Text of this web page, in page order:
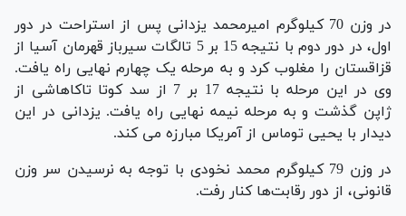
در وزن 70 کیلوگرم امیرمحمد یزدانی پس از استراحت در دور
اول، در دور دوم با نتیجه 15 بر 5 تالگات سیرباز قهرمان آسیا از
قزاقستان را مغلوب کرد و به مرحله یک چهارم نهایی راه یافت.
وی در این مرحله با نتیجه 17 بر 7 از سد کوتا تاکاهاشی از
ژاپن گذشت و به مرحله نیمه نهایی راه یافت. یزدانی در این
دیدار با یحیی توماس از آمریکا مبارزه می کند.
در وزن 79 کیلوگرم محمد نخودی با توجه به نرسیدن سر وزن
قانونی، از دور رقابت‌ها کنار رفت.